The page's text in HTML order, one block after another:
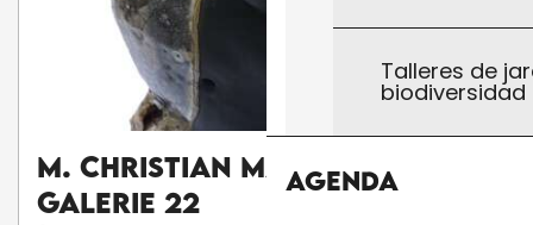
Talleres de
biodiversidad
Agenda
M. Christian Martinon :
Galerie 22